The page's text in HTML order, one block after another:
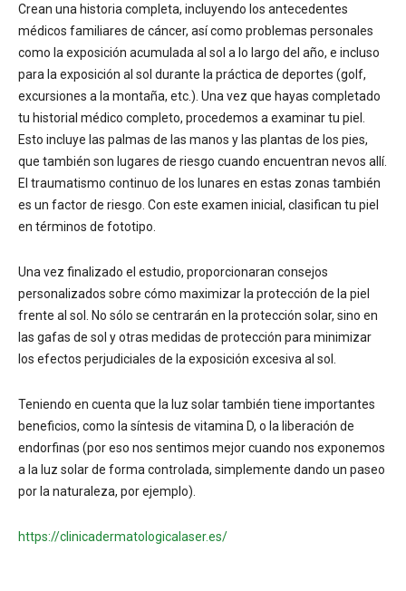
Crean una historia completa, incluyendo los antecedentes
médicos familiares de cáncer, así como problemas personales
como la exposición acumulada al sol a lo largo del año, e incluso
para la exposición al sol durante la práctica de deportes (golf,
excursiones a la montaña, etc.). Una vez que hayas completado
tu historial médico completo, procedemos a examinar tu piel.
Esto incluye las palmas de las manos y las plantas de los pies,
que también son lugares de riesgo cuando encuentran nevos allí.
El traumatismo continuo de los lunares en estas zonas también
es un factor de riesgo. Con este examen inicial, clasifican tu piel
en términos de fototipo.
Una vez finalizado el estudio, proporcionaran consejos
personalizados sobre cómo maximizar la protección de la piel
frente al sol. No sólo se centrarán en la protección solar, sino en
las gafas de sol y otras medidas de protección para minimizar
los efectos perjudiciales de la exposición excesiva al sol.
Teniendo en cuenta que la luz solar también tiene importantes
beneficios, como la síntesis de vitamina D, o la liberación de
endorfinas (por eso nos sentimos mejor cuando nos exponemos
a la luz solar de forma controlada, simplemente dando un paseo
por la naturaleza, por ejemplo).
https://clinicadermatologicalaser.es/